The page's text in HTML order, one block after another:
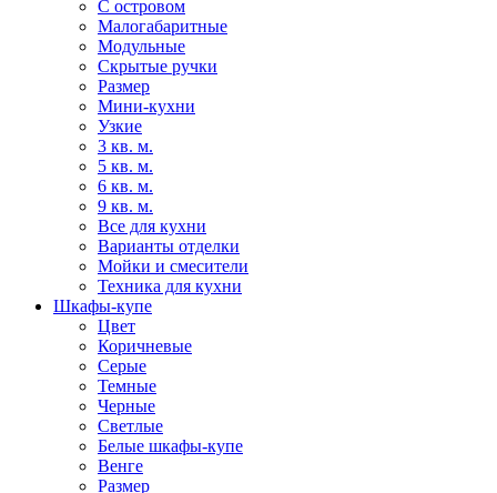
С островом
Малогабаритные
Модульные
Скрытые ручки
Размер
Мини-кухни
Узкие
3 кв. м.
5 кв. м.
6 кв. м.
9 кв. м.
Все для кухни
Варианты отделки
Мойки и смесители
Техника для кухни
Шкафы-купе
Цвет
Коричневые
Серые
Темные
Черные
Светлые
Белые шкафы-купе
Венге
Размер